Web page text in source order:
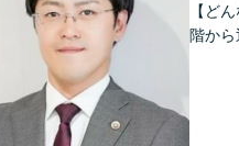
【ど
階から